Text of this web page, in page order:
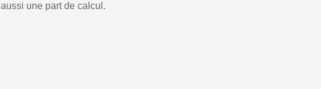
aussi une part de calcul.